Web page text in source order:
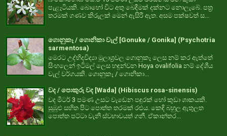
පැළෑටියකි. බොහෝ විට අතු බෙදීමක් දක්නට නොලැබේ. පත්‍ර
තරමක් ගණව කිරුලක් මෙන් ඇසිරී ඇත. අසම පක්ෂවත් ස...
ගොනුකෑ / ගොනිකා වැල් [Gonuke / Gonika] (Psychotria
sarmentosa)
මෙරට උද්භිදවිද්‍යා මූලාශ්‍රවල ගොනුකෑ ලෙස නම් කර ඇත්තේ
සිංහලෙන් ඉටිමල් ලෙස හඳුන්වන Hoya ovalifolia නම් දේශීය
වැල් වර්ගයකි. ගොනුකෑ / ගොනිකා...
වද / පොකුරු වද [Wada] (Hibiscus rosa-sinensis)
වද මීටර් 3 පමණ උසට වැඩෙන පඳුරක් හෝ කුඩා ශාකයකි.
සුඹුළු සහිත පිට පොත්ත තරමක් රළුය. කෙඳි බහුල ඇතුලත
පොත්ත පට්ටා වැනි ස්වභාවයත් ගනී. ඒකාන්තර...